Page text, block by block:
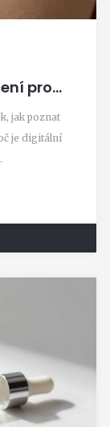
pro
jak poznat
je digitální